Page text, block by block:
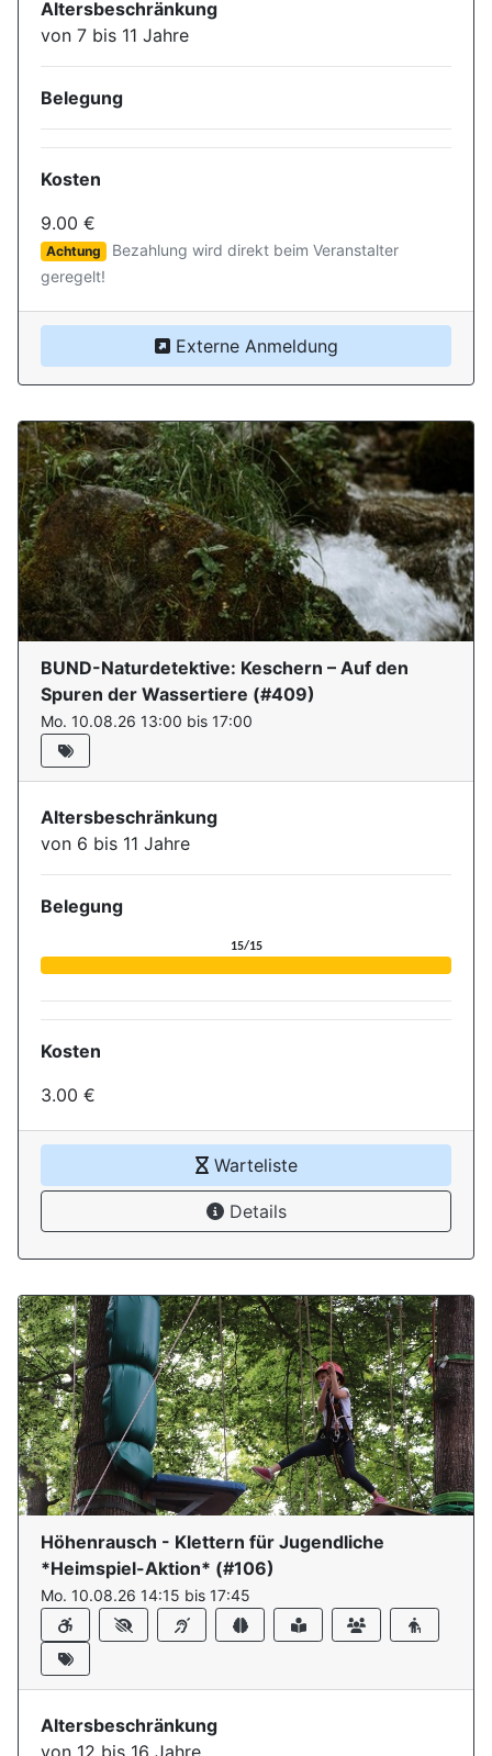
Altersbeschränkung
von 7 bis 11 Jahre
Belegung
Kosten
9.00 €
Achtung
Bezahlung wird direkt beim Veranstalter
geregelt!
Externe Anmeldung
BUND-Naturdetektive: Keschern – Auf den
Spuren der Wassertiere (#409)
Mo. 10.08.26 13:00 bis 17:00
Altersbeschränkung
von 6 bis 11 Jahre
Belegung
15/15
Aktuelle Belegung für die
Kosten
3.00 €
Warteliste
Details
Höhenrausch - Klettern für Jugendliche
*Heimspiel-Aktion* (#106)
Mo. 10.08.26 14:15 bis 17:45
Altersbeschränkung